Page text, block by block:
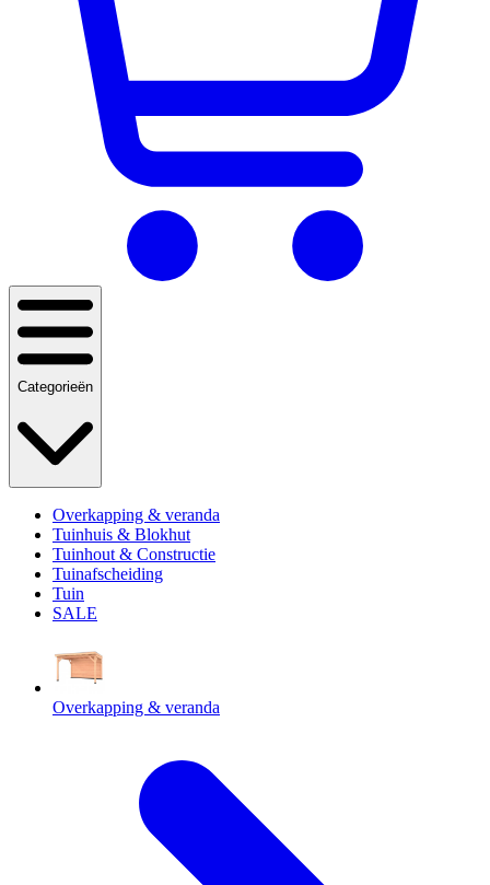
Categorieën
Overkapping & veranda
Tuinhuis & Blokhut
Tuinhout & Constructie
Tuinafscheiding
Tuin
SALE
Overkapping & veranda